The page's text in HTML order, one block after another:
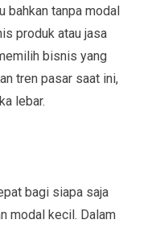
bahkan tanpa modal
produk atau jasa
bisnis yang
tren pasar saat ini,
lebar.
bagi siapa saja
modal kecil. Dalam